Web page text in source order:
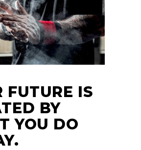
FUTURE IS
BY
YOU DO